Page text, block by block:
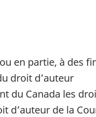
en partie, à des
droit d’auteur
du Canada les
d’auteur de la